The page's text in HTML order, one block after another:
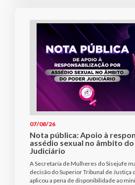
07/08/26
Nota pública: Apoio à
assédio sexual no âmbito
Judiciário
A Secretaria de Mulheres do Sisejufe
decisão do Superior Tribunal de Justiça
aplicou a pena de disponibilidade ao